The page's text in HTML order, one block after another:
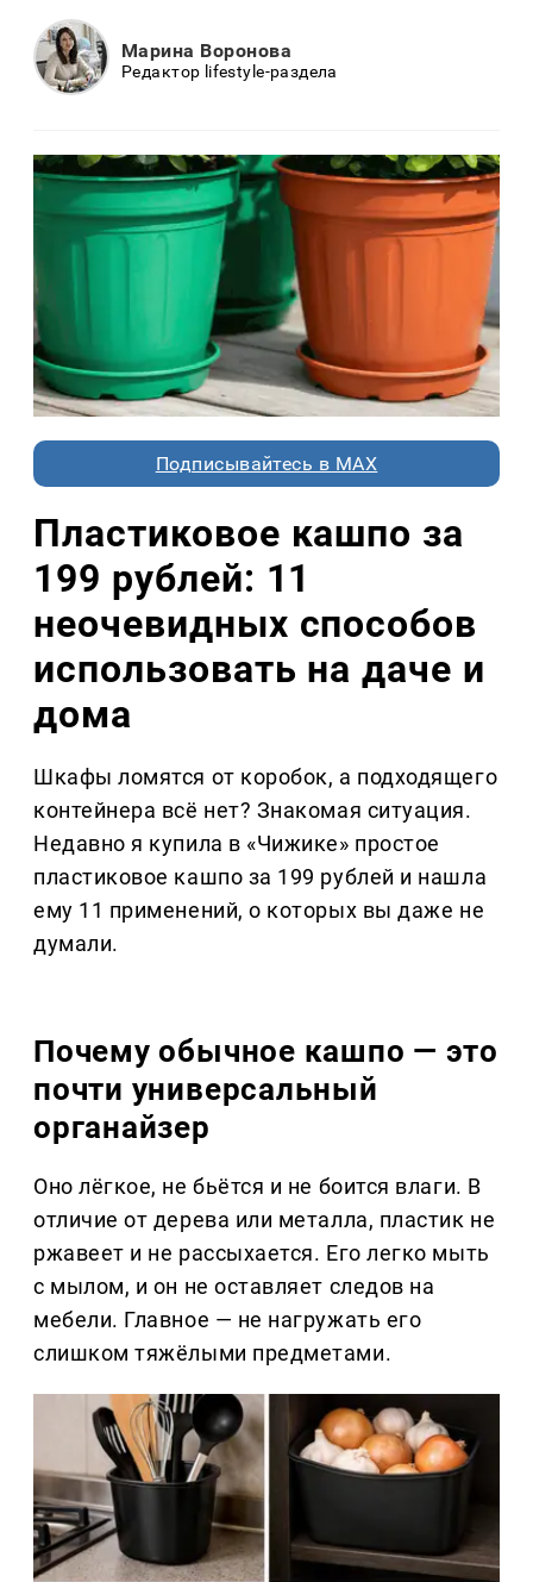
Марина Воронова
Редактор lifestyle-раздела
Подписывайтесь в MAX
Пластиковое кашпо за
199 рублей: 11
неочевидных способов
использовать на даче и
дома
Шкафы ломятся от коробок, а подходящего
контейнера всё нет? Знакомая ситуация.
Недавно я купила в «Чижике» простое
пластиковое кашпо за 199 рублей и нашла
ему 11 применений, о которых вы даже не
думали.
Почему обычное кашпо — это
почти универсальный
органайзер
Оно лёгкое, не бьётся и не боится влаги. В
отличие от дерева или металла, пластик не
ржавеет и не рассыхается. Его легко мыть
с мылом, и он не оставляет следов на
мебели. Главное — не нагружать его
слишком тяжёлыми предметами.